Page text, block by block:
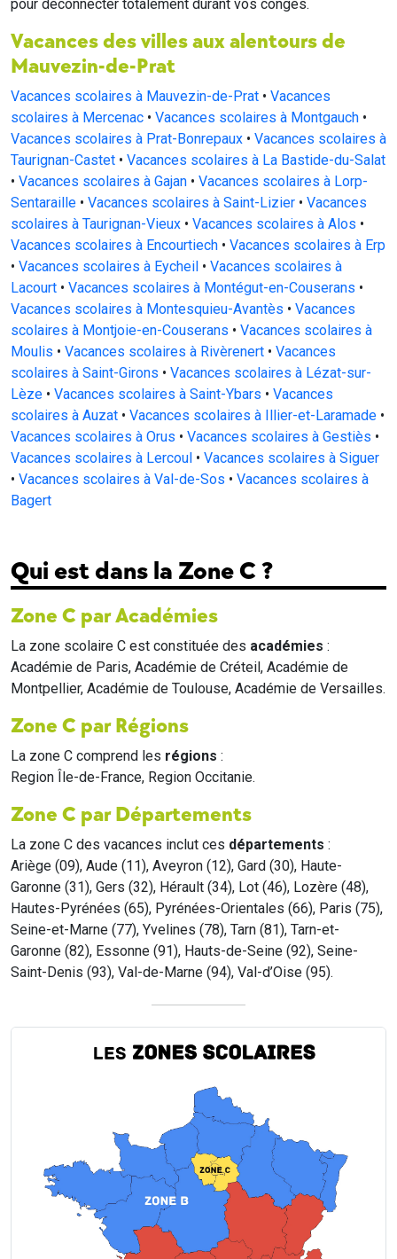
pour déconnecter totalement durant vos congés.
Vacances des villes aux alentours de
Mauvezin-de-Prat
Vacances scolaires à Mauvezin-de-Prat • Vacances
scolaires à Mercenac • Vacances scolaires à Montgauch •
Vacances scolaires à Prat-Bonrepaux • Vacances scolaires à
Taurignan-Castet • Vacances scolaires à La Bastide-du-Salat
• Vacances scolaires à Gajan • Vacances scolaires à Lorp-
Sentaraille • Vacances scolaires à Saint-Lizier • Vacances
scolaires à Taurignan-Vieux • Vacances scolaires à Alos •
Vacances scolaires à Encourtiech • Vacances scolaires à Erp
• Vacances scolaires à Eycheil • Vacances scolaires à
Lacourt • Vacances scolaires à Montégut-en-Couserans •
Vacances scolaires à Montesquieu-Avantès • Vacances
scolaires à Montjoie-en-Couserans • Vacances scolaires à
Moulis • Vacances scolaires à Rivèrenert • Vacances
scolaires à Saint-Girons • Vacances scolaires à Lézat-sur-
Lèze • Vacances scolaires à Saint-Ybars • Vacances
scolaires à Auzat • Vacances scolaires à Illier-et-Laramade •
Vacances scolaires à Orus • Vacances scolaires à Gestiès •
Vacances scolaires à Lercoul • Vacances scolaires à Siguer
• Vacances scolaires à Val-de-Sos • Vacances scolaires à
Bagert
Qui est dans la Zone C ?
Zone C par Académies
La zone scolaire C est constituée des académies :
Académie de Paris, Académie de Créteil, Académie de
Montpellier, Académie de Toulouse, Académie de Versailles.
Zone C par Régions
La zone C comprend les régions :
Region Île-de-France, Region Occitanie.
Zone C par Départements
La zone C des vacances inclut ces départements :
Ariège (09), Aude (11), Aveyron (12), Gard (30), Haute-
Garonne (31), Gers (32), Hérault (34), Lot (46), Lozère (48),
Hautes-Pyrénées (65), Pyrénées-Orientales (66), Paris (75),
Seine-et-Marne (77), Yvelines (78), Tarn (81), Tarn-et-
Garonne (82), Essonne (91), Hauts-de-Seine (92), Seine-
Saint-Denis (93), Val-de-Marne (94), Val-d’Oise (95).